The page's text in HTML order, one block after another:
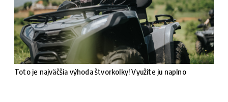
Toto je najväčšia výhoda štvorkolky! Využite ju naplno